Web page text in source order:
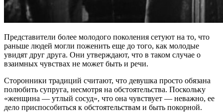
Представители более молодого поколения сетуют на то, что
раньше людей могли поженить еще до того, как молодые
увидят друг друга. Они утверждают, что в таком случае о
взаимных чувствах не может быть и речи.
Сторонники традиций считают, что девушка просто обязана
полюбить супруга, несмотря на обстоятельства. Поскольку
«женщина — утлый сосуд», что она чувствует — неважно, ее
дело приспособиться к обстоятельствам и быть покорной.